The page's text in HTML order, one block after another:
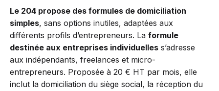
Le 204 propose des formules de domiciliation
simples, sans options inutiles, adaptées aux
différents profils d’entrepreneurs. La formule
destinée aux entreprises individuelles s’adresse
aux indépendants, freelances et micro-
entrepreneurs. Proposée à 20 € HT par mois, elle
inclut la domiciliation du siège social, la réception du